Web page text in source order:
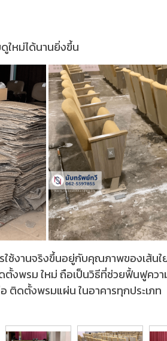
ใหม่ได้นานยิ่งขึ้น
ใช้งานจริงขึ้นอยู่กับคุณภาพของเส้
งพรม ใหม่ ถือเป็นวิธีที่ช่วยฟื้นฟูคว
ติดตั้งพรมแผ่น ในอาคารทุกประเภท